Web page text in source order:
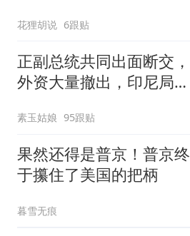
花狸胡说 6跟贴
正副总统共同出面断交，
外资大量撤出，印尼局势
素玉姑娘 95跟贴
果然还得是普京！普京终
于攥住了美国的把柄
暮雪无痕